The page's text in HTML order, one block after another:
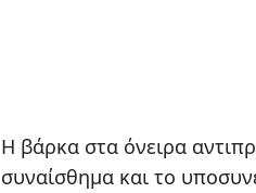
Η βάρκα στα όνειρα
συναίσθημα και το